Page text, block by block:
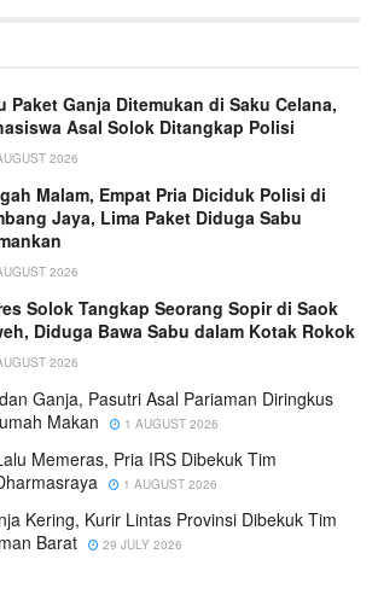
Paket Ganja Ditemukan di Saku Celana,
Asal Solok Ditangkap Polisi
2026
Malam, Empat Pria Diciduk Polisi di
Jaya, Lima Paket Diduga Sabu
2026
Solok Tangkap Seorang Sopir di Saok
Diduga Bawa Sabu dalam Kotak Rokok
2026
Ganja, Pasutri Asal Pariaman Diringkus
Makan
1 AUGUST 2026
Memeras, Pria IRS Dibekuk Tim
1 AUGUST 2026
Kering, Kurir Lintas Provinsi Dibekuk Tim
Barat
29 JULY 2026